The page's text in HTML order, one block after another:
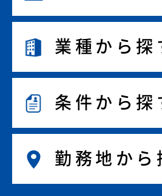
業種から探
条件から探
勤務地から